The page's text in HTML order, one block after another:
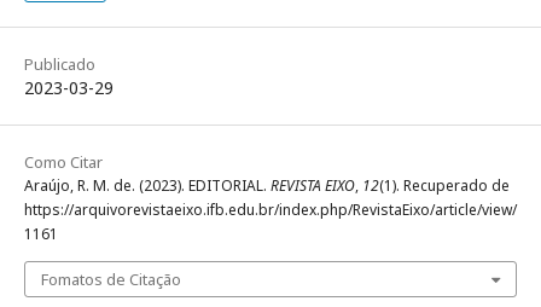
Publicado
2023-03-29
Como Citar
Araújo, R. M. de. (2023). EDITORIAL. REVISTA EIXO, 12(1). Recuperado de
https://arquivorevistaeixo.ifb.edu.br/index.php/RevistaEixo/article/view/
1161
Fomatos de Citação